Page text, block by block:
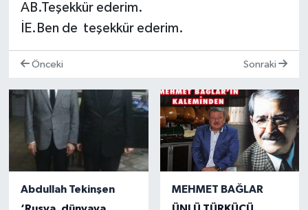
AB.Teşekkür ederim.
İE.Ben de teşekkür ederim.
Önceki Sonraki
Abdullah Tekinşen
MEHMET BAĞLAR